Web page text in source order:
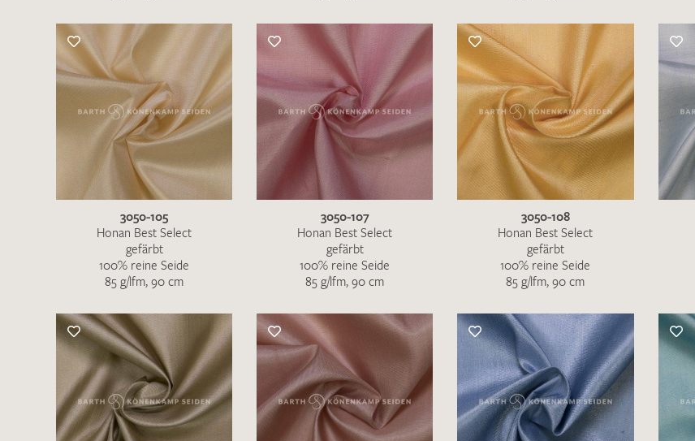
Merkliste /
Es sind bisher keine Produkte auf Ihrer
Merkliste.
Sollten Sie dennoch eine individuelle
Musteranfrage stellen wollen, vermerken
Sie diese bitte im Feld "Anmerkungen".
IHRE KONTAKTDATEN
Leider ist das Kontaktformular zum
schreiben Sie eine E-Mail mit ihren
Wir arbeiten schnellstmöglich an einer
3050-105
Honan Best Select
gefärbt
100% reine Seide
85 g/lfm, 90 cm
3050-107
Honan Best Select
gefärbt
100% reine Seide
85 g/lfm, 90 cm
3050-108
Honan Best Select
gefärbt
100% reine Seide
85 g/lfm, 90 cm